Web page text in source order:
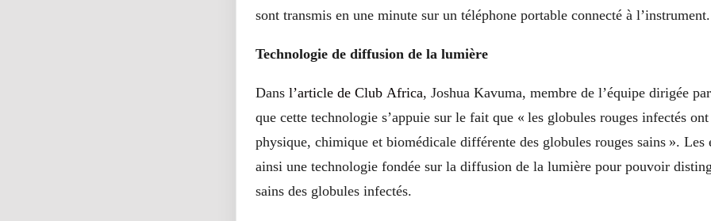
sont transmis en une minute sur un téléphone portable connecté à
Technologie de diffusion de la lumière
Dans l’article de Club Africa, Joshua Kavuma, membre de l’équipe dirigée
que cette technologie s’appuie sur le fait que « les globules rouges infectés
physique, chimique et biomédicale différente des globules rouges sains ». Les
ainsi une technologie fondée sur la diffusion de la lumière pour pouvoir
sains des globules infectés.